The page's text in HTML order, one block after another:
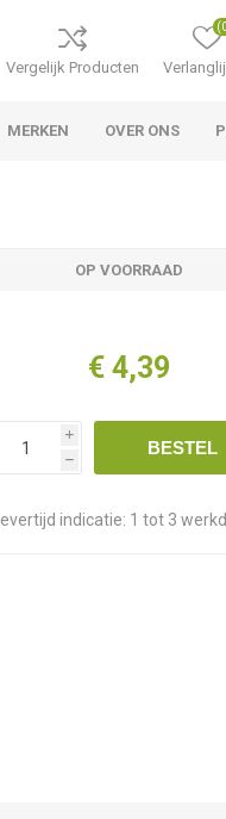
Vergelijk Producten
MERKEN OVER ONS
OP VOORRAAD
€ 4,39
i
h
BESTEL
Levertijd indicatie: 1 tot 3